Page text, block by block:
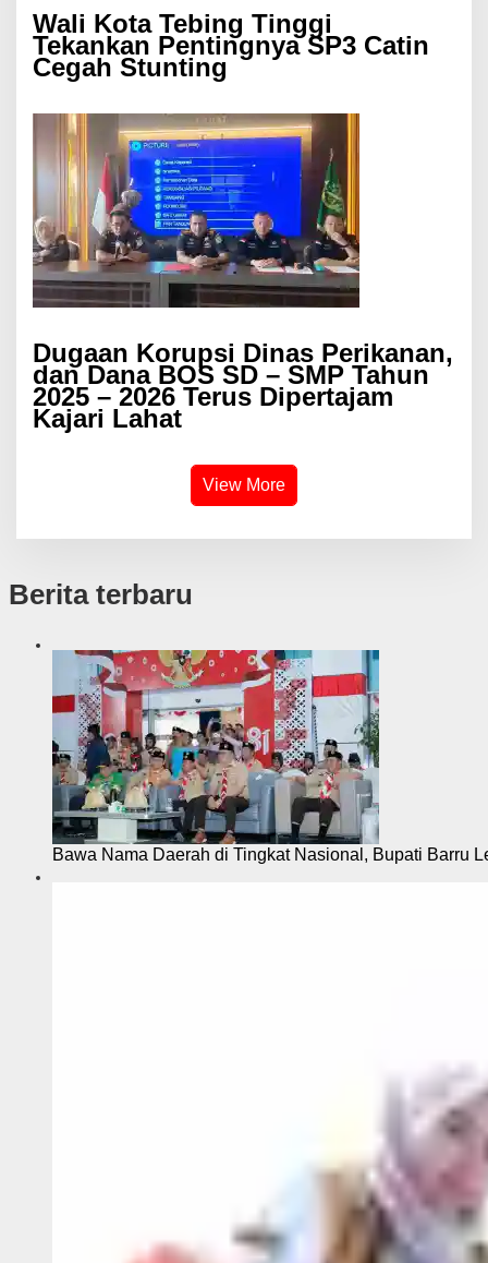
Wali Kota Tebing Tinggi
Tekankan Pentingnya SP3 Catin
Cegah Stunting
Dugaan Korupsi Dinas Perikanan,
dan Dana BOS SD – SMP Tahun
2025 – 2026 Terus Dipertajam
Kajari Lahat
View More
Berita terbaru
Bawa Nama Daerah di Tingkat Nasional, Bupati Barru